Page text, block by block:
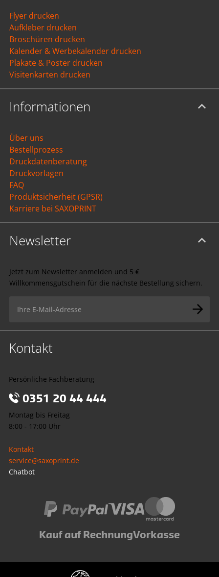
Flyer drucken
Aufkleber drucken
Broschüren drucken
Kalender & Werbekalender drucken
Plakate & Poster drucken
Visitenkarten drucken
Informationen
Über uns
Bestellprozess
Druckdatenberatung
Druckvorlagen
FAQ
Produktsicherheit (GPSR)
Karriere bei SAXOPRINT
Newsletter
Jetzt zum Newsletter anmelden und 5 €
Willkommensgutschein für die nächste Bestellung sichern.
Kontakt
Persönliche Fachberatung
0351 20 44 444
Montag bis Freitag
8:00 - 17:00 Uhr
Kontakt
service@saxoprint.de
Chatbot
Kauf auf RechnungVorkasse